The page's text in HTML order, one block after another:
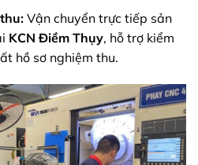
Vận chuyển trực tiếp sản
KCN Điềm Thụy, hỗ trợ kiểm
hồ sơ nghiệm thu.